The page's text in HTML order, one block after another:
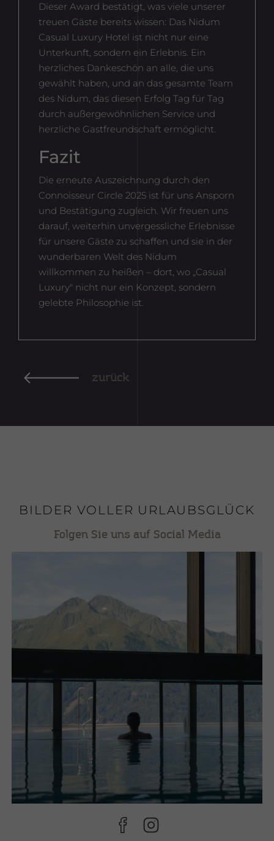
Dieser Award bestätigt, was viele unserer
treuen Gäste bereits wissen: Das Nidum
Casual Luxury Hotel ist nicht nur eine
Unterkunft, sondern ein Erlebnis. Ein
herzliches Dankeschön an alle, die uns
gewählt haben, und an das gesamte Team
des Nidum, das diesen Erfolg Tag für Tag
durch außergewöhnlichen Service und
herzliche Gastfreundschaft ermöglicht.
Fazit
Die erneute Auszeichnung durch den
Connoisseur Circle 2025 ist für uns Ansporn
und Bestätigung zugleich. Wir freuen uns
darauf, weiterhin unvergessliche Erlebnisse
für unsere Gäste zu schaffen und sie in der
wunderbaren Welt des Nidum
willkommen zu heißen – dort, wo „Casual
Luxury" nicht nur ein Konzept, sondern
gelebte Philosophie ist.
zurück
BILDER VOLLER URLAUBSGLÜCK
Folgen Sie uns auf Social Media